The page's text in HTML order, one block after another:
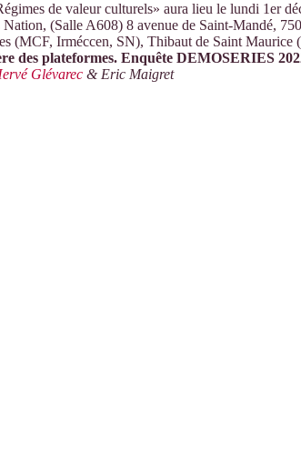
de valeur culturels» aura lieu le lundi 1er
(Salle A608) 8 avenue de Saint-Mandé,
(MCF, Irméccen, SN), Thibaut de Saint Maurice
des plateformes. Enquête DEMOSERIES
Glévarec & Eric Maigret